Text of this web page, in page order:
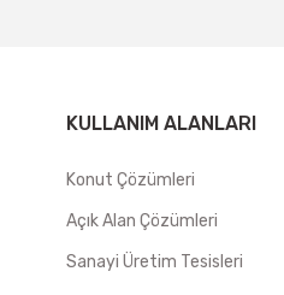
KULLANIM ALANLARI
Konut Çözümleri
Açık Alan Çözümleri
Sanayi Üretim Tesisleri